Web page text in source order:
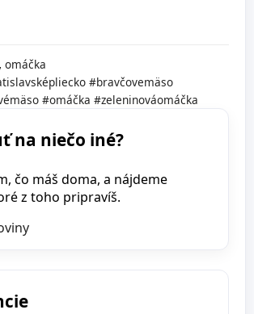
, omáčka
#bravčovemäso
#omáčka #zeleninováomáčka
na niečo iné?
čo máš doma, a nájdeme
z toho pripravíš.